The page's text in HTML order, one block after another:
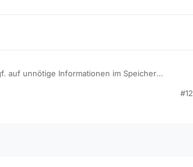
Liste vollständig zu haben, aber es wäre gut,
auf unnötige Informationen im Speicher
und schmeißt ihn hinterher wieder weg.
im Speicher hatten und den Rest auf der
#12